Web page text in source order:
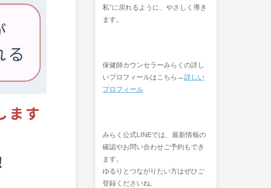
私”に戻れるように、やさしく導き
ます。
保健師カウンセラーみらくの詳し
いプロフィールはこちら→詳しい
プロフィール
みらく公式LINEでは、最新情報の
確認やお問い合わせご予約もでき
ます。
ゆるりとつながりたい方はぜひご
登録くださいね。